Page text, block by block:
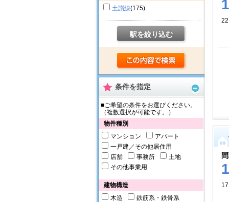
土讃線(175)
駅を絞り込む
条件を指定
■ご希望の条件をお選びください。
（複数選択が可能です。）
物件種別
マンション
アパート
一戸建／その他居住用
店舗
事務所
土地
その他事業用
建物構造
木造
鉄筋系・鉄骨系